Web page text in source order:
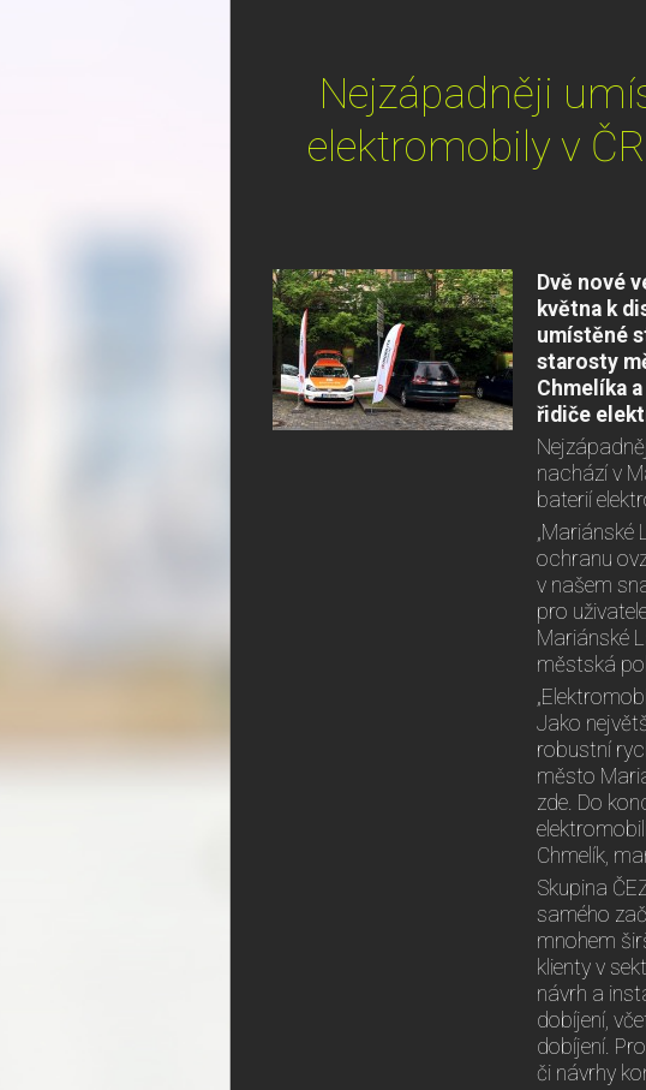
Nejzápadněji
elektromobily v
Dvě nové
května k
umístěné
starosty
Chmelíka
řidiče
nachází v
baterií
ochranu
v našem
pro
Mariánské
městská
Jako
robustní
město
zde. Do
Chmelík,
Skupina
samého
mnohem
klienty v
návrh a
dobíjení,
dobíjení.
či návrhy